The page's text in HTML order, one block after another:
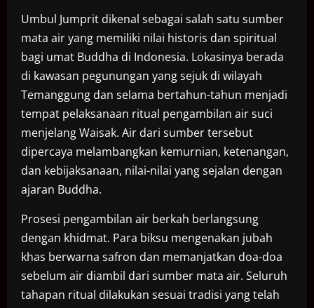
Umbul Jumprit dikenal sebagai salah satu sumber
mata air yang memiliki nilai historis dan spiritual
bagi umat Buddha di Indonesia. Lokasinya berada
di kawasan pegunungan yang sejuk di wilayah
Temanggung dan selama bertahun-tahun menjadi
tempat pelaksanaan ritual pengambilan air suci
menjelang Waisak. Air dari sumber tersebut
dipercaya melambangkan kemurnian, ketenangan,
dan kebijaksanaan, nilai-nilai yang sejalan dengan
ajaran Buddha.
Prosesi pengambilan air berkah berlangsung
dengan khidmat. Para biksu mengenakan jubah
khas berwarna safron dan memanjatkan doa-doa
sebelum air diambil dari sumber mata air. Seluruh
tahapan ritual dilakukan sesuai tradisi yang telah